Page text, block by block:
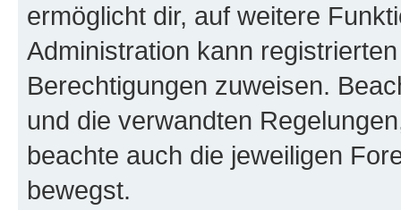
ermöglicht dir, auf weitere
Administration kann
Berechtigungen zuweisen.
und die verwandten
beachte auch die jeweiligen
bewegst.